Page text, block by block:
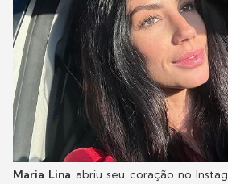
Maria Lina abriu seu coração no